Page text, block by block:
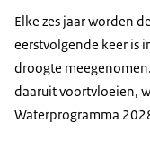
Elke zes jaar worden
eerstvolgende keer is
droogte
daaruit voortvloeien,
Waterprogramma